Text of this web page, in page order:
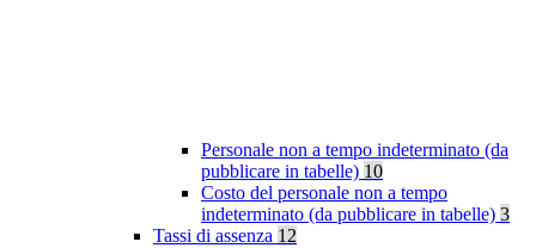
Personale non a tempo indeterminato (da
pubblicare in tabelle) 10
Costo del personale non a tempo
indeterminato (da pubblicare in tabelle) 3
Tassi di assenza 12